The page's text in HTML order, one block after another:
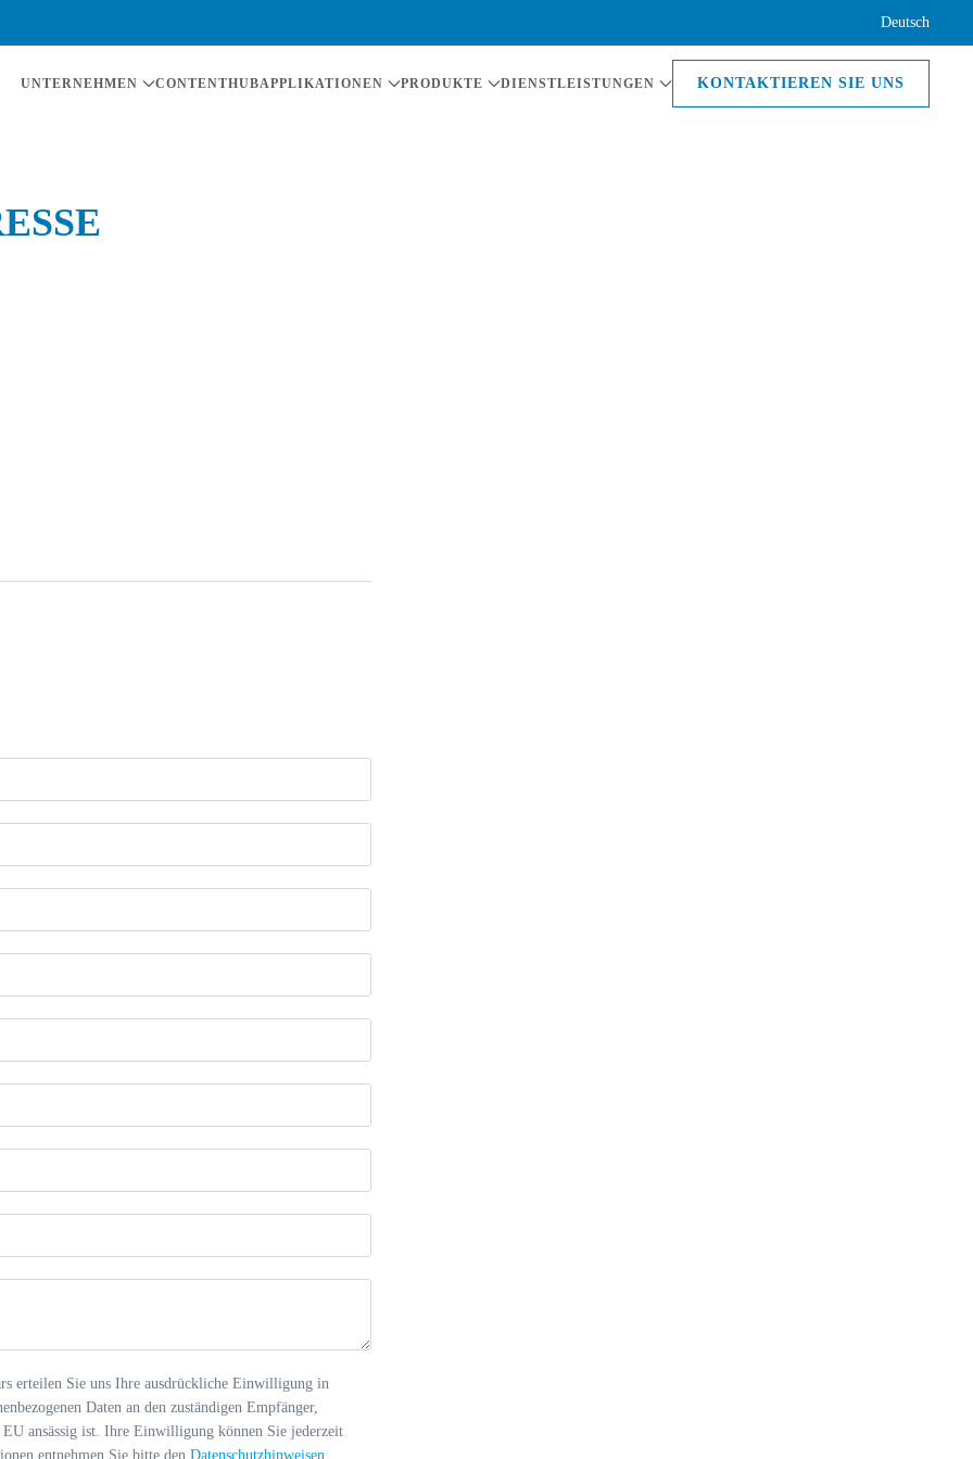
Deutsch
UNTERNEHMEN CONTENTHUBAPPLIKATIONEN PRODUKTE DIENSTLEISTUNGEN KONTAKTIEREN SIE UNS
erteilen Sie uns Ihre ausdrückliche Einwilligung in
Daten an den zuständigen Empfänger,
ansässig ist. Ihre Einwilligung können Sie jederzeit
entnehmen Sie bitte den Datenschutzhinweisen